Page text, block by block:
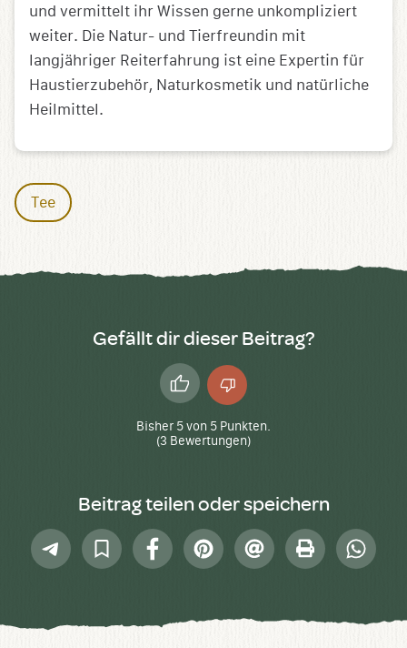
und vermittelt ihr Wissen gerne unkompliziert
weiter. Die Natur- und Tierfreundin mit
langjähriger Reiterfahrung ist eine Expertin für
Haustierzubehör, Naturkosmetik und natürliche
Heilmittel.
Tee
Gefällt dir dieser Beitrag?
Daumen
hoch
Daumen
runter
Bisher 5von 5 Punkten.
(3 Bewertungen)
Beitrag teilen oder speichern
Telegram
In
Sammlung
FacebookPinterest
E-
Mail
Drucken